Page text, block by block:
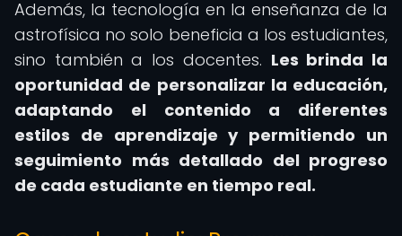
Además, la tecnología en la enseñanza de la
astrofísica no solo beneficia a los estudiantes,
sino también a los docentes. Les brinda la
oportunidad de personalizar la educación,
adaptando el contenido a diferentes
estilos de aprendizaje y permitiendo un
seguimiento más detallado del progreso
de cada estudiante en tiempo real.